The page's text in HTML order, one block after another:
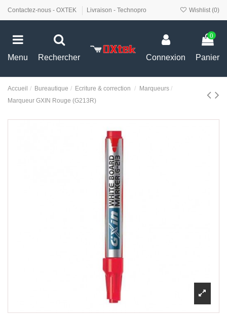
Contactez-nous - OXTEK Livraison - Technopro Wishlist (0)
Menu Rechercher Connexion
0
Panier
Accueil Bureautique Ecriture & correction
Marqueurs
Marqueur GXIN Rouge (G213R)